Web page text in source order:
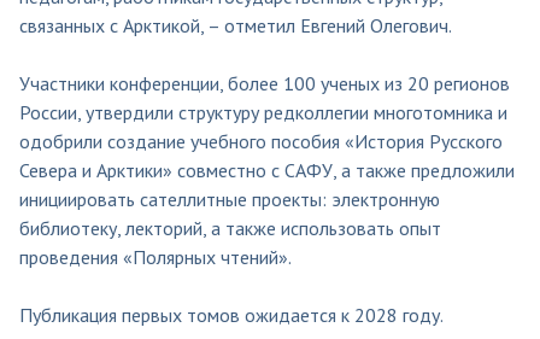
связанных с Арктикой, – отметил Евгений Олегович.
Участники конференции, более 100 ученых из 20 регионов
России, утвердили структуру редколлегии многотомника и
одобрили создание учебного пособия «История Русского
Севера и Арктики» совместно с САФУ, а также предложили
инициировать сателлитные проекты: электронную
библиотеку, лекторий, а также использовать опыт
проведения «Полярных чтений».
Публикация первых томов ожидается к 2028 году.